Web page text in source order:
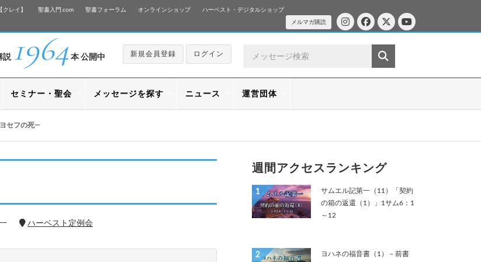
クレイ】 聖書入門.com 聖書フォーラム オンラインショップ ハーベスト・デジタルショップ
メルマガ購読
説 1964 本 公開中 新規会員登録 ログイン
セミナー・聖会 メッセージを探す ニュース 運営団体
セフの死—
ハーベスト定例会
週間アクセスランキング
1
サムエル記第一（11）「契約
の箱の返還（1）」1サム6：1
～12
2 ヨハネの福音書（1）－前書